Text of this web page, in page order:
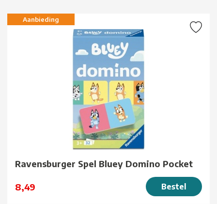
Aanbieding
Ravensburger Spel Bluey Domino Pocket
8,49 Bestel